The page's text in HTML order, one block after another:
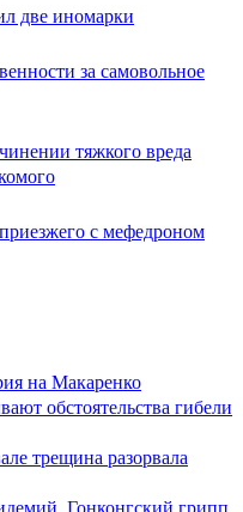
две иномарки
за самовольное
тяжкого вреда
с мефедроном
на Макаренко
обстоятельства гибели
трещина разорвала
Гонконгский грипп